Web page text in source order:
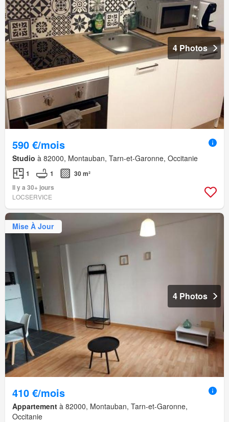
4 Photos
590 €/mois
Studio à 82000, Montauban, Tarn-et-Garonne, Occitanie
1 1
30 m²
Il y a 30+ jours
LOCSERVICE
Mise À Jour
4 Photos
410 €/mois
Appartement à 82000, Montauban, Tarn-et-Garonne,
Occitanie